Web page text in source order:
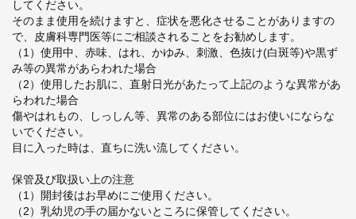
してください。
そのまま使用を続けますと、症状を悪化させることがありますの
で、皮膚科専門医等にご相談されることをお勧めします。
（1）使用中、赤味、はれ、かゆみ、刺激、色抜け(白斑等)や黒ず
み等の異常があらわれた場合
（2）使用したお肌に、直射日光があたって上記のような異常があ
らわれた場合
傷やはれもの、しっしん等、異常のある部位にはお使いにならな
いでください。
目に入った時は、直ちに洗い流してください。
保管及び取扱い上の注意
（1）開封後はお早めにご使用ください。
（2）乳幼児の手の届かないところに保管してください。